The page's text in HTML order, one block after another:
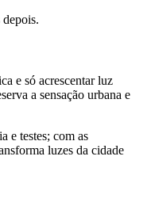
depois.
e só acrescentar luz
a sensação urbana e
e testes; com as
luzes da cidade